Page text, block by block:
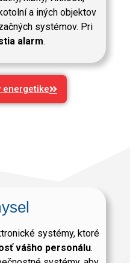
a iných objektov
systémov. Pri
alarm.
energetike
systémy, ktoré
vášho personálu.